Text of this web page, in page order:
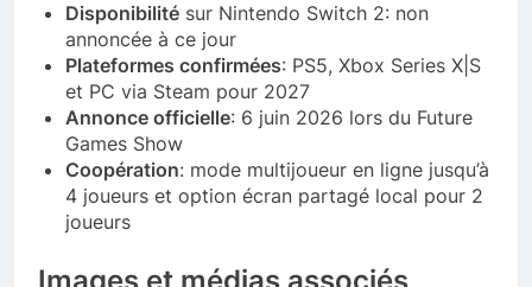
Disponibilité sur Nintendo Switch 2: non
annoncée à ce jour
Plateformes confirmées: PS5, Xbox Series X|S
et PC via Steam pour 2027
Annonce officielle: 6 juin 2026 lors du Future
Games Show
Coopération: mode multijoueur en ligne jusqu’à
4 joueurs et option écran partagé local pour 2
joueurs